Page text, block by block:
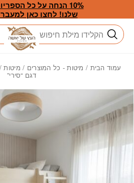
Skip to Content
10% הנחה על כל
שלנו! לחצו כאן
חיפוש
עמוד הבית / מיטות - כל המוצרים / מיטות/
דגם “סירי”